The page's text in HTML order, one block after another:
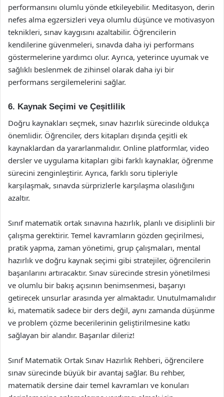
performansını olumlu yönde etkileyebilir. Meditasyon, derin
nefes alma egzersizleri veya olumlu düşünce ve motivasyon
teknikleri, sınav kaygısını azaltabilir. Öğrencilerin
kendilerine güvenmeleri, sınavda daha iyi performans
göstermelerine yardımcı olur. Ayrıca, yeterince uyumak ve
sağlıklı beslenmek de zihinsel olarak daha iyi bir
performans sergilemelerini sağlar.
6. Kaynak Seçimi ve Çeşitlilik
Doğru kaynakları seçmek, sınav hazırlık sürecinde oldukça
önemlidir. Öğrenciler, ders kitapları dışında çeşitli ek
kaynaklardan da yararlanmalıdır. Online platformlar, video
dersler ve uygulama kitapları gibi farklı kaynaklar, öğrenme
sürecini zenginleştirir. Ayrıca, farklı soru tipleriyle
karşılaşmak, sınavda sürprizlerle karşılaşma olasılığını
azaltır.
Sınıf matematik ortak sınavına hazırlık, planlı ve disiplinli bir
çalışma gerektirir. Temel kavramların gözden geçirilmesi,
pratik yapma, zaman yönetimi, grup çalışmaları, mental
hazırlık ve doğru kaynak seçimi gibi stratejiler, öğrencilerin
başarılarını artıracaktır. Sınav sürecinde stresin yönetilmesi
ve olumlu bir bakış açısının benimsenmesi, başarıyı
getirecek unsurlar arasında yer almaktadır. Unutulmamalıdır
ki, matematik sadece bir ders değil, aynı zamanda düşünme
ve problem çözme becerilerinin geliştirilmesine katkı
sağlayan bir alandır. Başarılar dileriz!
Sınıf Matematik Ortak Sınav Hazırlık Rehberi, öğrencilere
sınav sürecinde büyük bir avantaj sağlar. Bu rehber,
matematik dersine dair temel kavramları ve konuları